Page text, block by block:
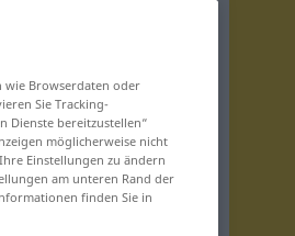
wie Browserdaten oder
Sie Tracking-
Dienste bereitzustellen“
möglicherweise nicht
Einstellungen zu ändern
am unteren Rand der
finden Sie in